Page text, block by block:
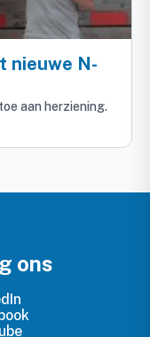
nieuwe N-
aan herziening.
ons